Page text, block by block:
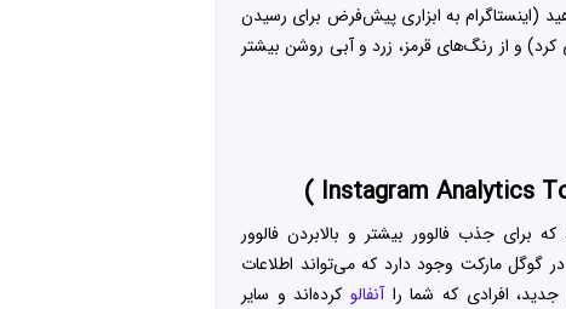
(اینستاگرام به ابزاری پیش‌فرض برای رسیدن
کرد) و از رنگ‌های قرمز، زرد و آبی روشن بیشتر
برای جذب فالوور بیشتر و بالا‌بردن فالوور
گوگل مارکت وجود دارد که می‌تواند اطلاعات
جدید، افرادی که شما راآنفالو کرده‌اند و سایر